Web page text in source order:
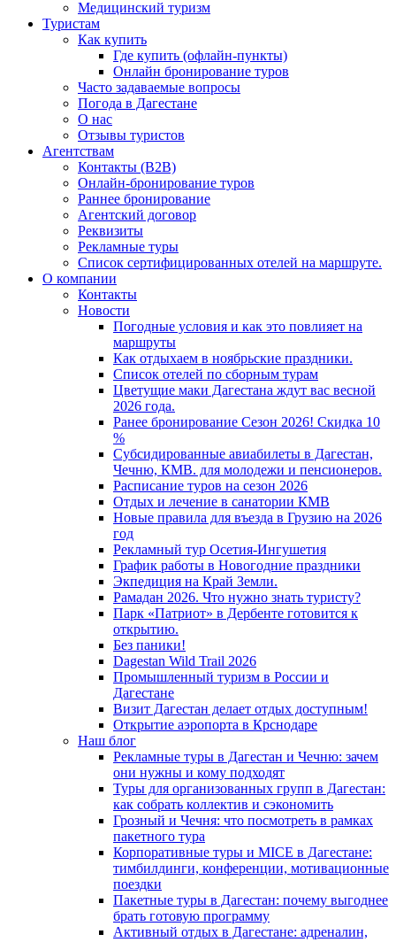
Медицинский туризм
Туристам
Как купить
Где купить (офлайн-пункты)
Онлайн бронирование туров
Часто задаваемые вопросы
Погода в Дагестане
О нас
Отзывы туристов
Агентствам
Контакты (B2B)
Онлайн-бронирование туров
Раннее бронирование
Агентский договор
Реквизиты
Рекламные туры
Список сертифицированных отелей на маршруте.
О компании
Контакты
Новости
Погодные условия и как это повлияет на
маршруты
Как отдыхаем в ноябрьские праздники.
Список отелей по сборным турам
Цветущие маки Дагестана ждут вас весной
2026 года.
Ранее бронирование Сезон 2026! Скидка 10
%
Субсидированные авиабилеты в Дагестан,
Чечню, КМВ. для молодежи и пенсионеров.
Расписание туров на сезон 2026
Отдых и лечение в санатории КМВ
Новые правила для въезда в Грузию на 2026
год
Рекламный тур Осетия-Ингушетия
График работы в Новогодние праздники
Экпедиция на Край Земли.
Рамадан 2026. Что нужно знать туристу?
Парк «Патриот» в Дербенте готовится к
открытию.
Без паники!
Dagestan Wild Trail 2026
Промышленный туризм в России и
Дагестане
Визит Дагестан делает отдых доступным!
Открытие аэропорта в Крснодаре
Наш блог
Рекламные туры в Дагестан и Чечню: зачем
они нужны и кому подходят
Туры для организованных групп в Дагестан:
как собрать коллектив и сэкономить
Грозный и Чечня: что посмотреть в рамках
пакетного тура
Корпоративные туры и MICE в Дагестане:
тимбилдинги, конференции, мотивационные
поездки
Пакетные туры в Дагестан: почему выгоднее
брать готовую программу
Активный отдых в Дагестане: адреналин,